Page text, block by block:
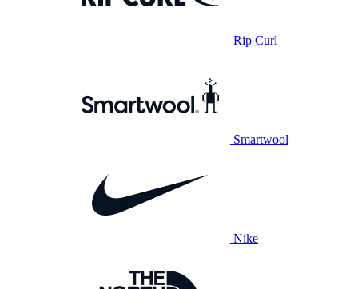
Rip Curl
Smartwool
Nike